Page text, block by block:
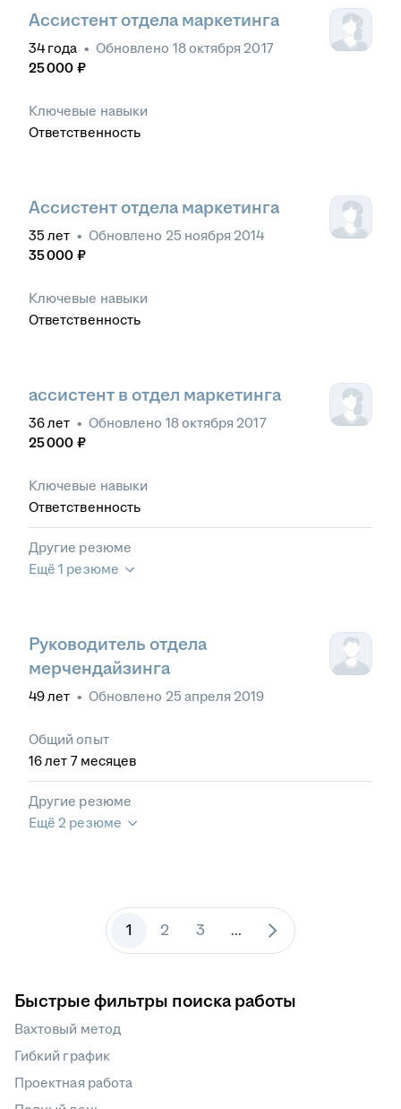
Ассистент отдела маркетинга
34 года • Обновлено 18 октября 2017
25 000 ₽
Ключевые навыки
Ответственность
Ассистент отдела маркетинга
35 лет • Обновлено 25 ноября 2014
35 000 ₽
Ключевые навыки
Ответственность
ассистент в отдел маркетинга
36лет • Обновлено 18 октября 2017
25 000 ₽
Ключевые навыки
Ответственность
Другие резюме
Ещё 1 резюме
Руководитель отдела
мерчендайзинга
49лет • Обновлено 25 апреля 2019
Общий опыт
16лет 7 месяцев
Другие резюме
Ещё 2 резюме
1 2 3 ...
Быстрые фильтры поиска работы
Вахтовый метод
Гибкий график
Проектная работа